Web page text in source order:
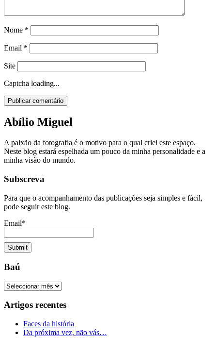
Nome *
Email *
Site
Captcha loading...
Abílio Miguel
A paixão da fotografia é o motivo para o qual criei este espaço.
Neste blog estará espelhada um pouco da minha personalidade e a
minha visão do mundo.
Subscreva
Para que o acompanhamento das publicações seja simples e fácil,
pode seguir este blog.
Email*
Baú
Baú
Artigos recentes
Faces da história
Da próxima vez, não vás…